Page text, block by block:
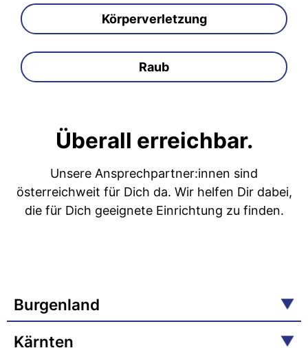
Körperverletzung
Raub
Überall erreichbar.
Unsere Ansprechpartner:innen sind
österreichweit für Dich da. Wir helfen Dir dabei,
die für Dich geeignete Einrichtung zu finden.
Burgenland
Kärnten